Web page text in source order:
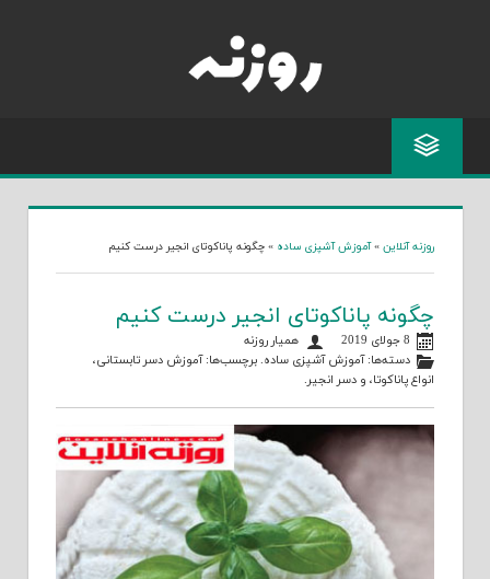
روزنه آنلاین »آموزش آشپزی ساده » چگونه پاناکوتای انجیر درست کنیم
چگونه پاناکوتای انجیر درست کنیم
8 جولای 2019
همیار روزنه
دسته‌ها:آموزش آشپزی ساده. برچسب‌ها:آموزش دسر تابستانی،
انواع پاناکوتا، و دسر انجیر.